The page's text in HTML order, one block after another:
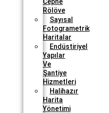
Rölöve
Sayısal
Fotogrametrik
Haritalar
Endüstiriyel
Yapılar
Ve
Şantiye
Hizmetleri
Halihazır
Harita
Yönetimi